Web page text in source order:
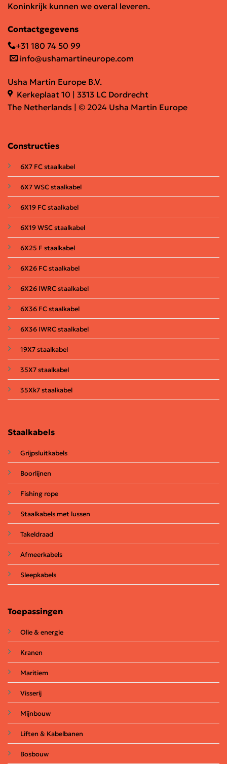
Koninkrijk kunnen we overal leveren.
Contactgegevens
+31 180 74 50 99
info@ushamartineurope.com
Usha Martin Europe B.V.
Kerkeplaat 10 | 3313 LC Dordrecht
The Netherlands | © 2024 Usha Martin Europe
Staalkabels
Grijpsluitkabels
Boorlijnen
Fishing rope
Staalkabels met lussen
Takeldraad
Afmeerkabels
Sleepkabels
Toepassingen
Olie & energie
Kranen
Maritiem
Visserij
Mijnbouw
Liften & Kabelbanen
Bosbouw
Constructies
6X7 FC staalkabel
6X7 WSC staalkabel
6X19 FC staalkabel
6X19 WSC staalkabel
6X25 F staalkabel
6X26 FC staalkabel
6X26 IWRC staalkabel
6X36 FC staalkabel
6X36 IWRC staalkabel
19X7 staalkabel
35X7 staalkabel
35Xk7 staalkabel